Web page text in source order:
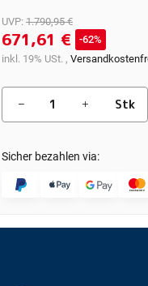
UVP: 1.790,95 €
671,61 €
62%
inkl. 19% USt. ,
Stk
Sicher bezahlen via: